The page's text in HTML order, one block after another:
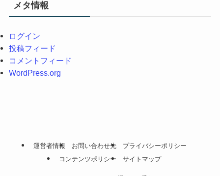
メタ情報
ログイン
投稿フィード
コメントフィード
WordPress.org
運営者情報 お問い合わせ先
プライバシーポリシー
コンテンツポリシー
サイトマップ